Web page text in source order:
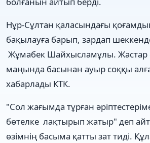
Нұр-Сұлтан қаласындағы қоғамдық
бақылауға барып, зардап
Жұмабек Шайхысламұлы.
маңында басынан ауыр соққы
хабарлады КТК.
"Сол жағымда тұрған
бөтелке лақтырып жатыр" деп
өзімнің басыма қатты зат тиді.